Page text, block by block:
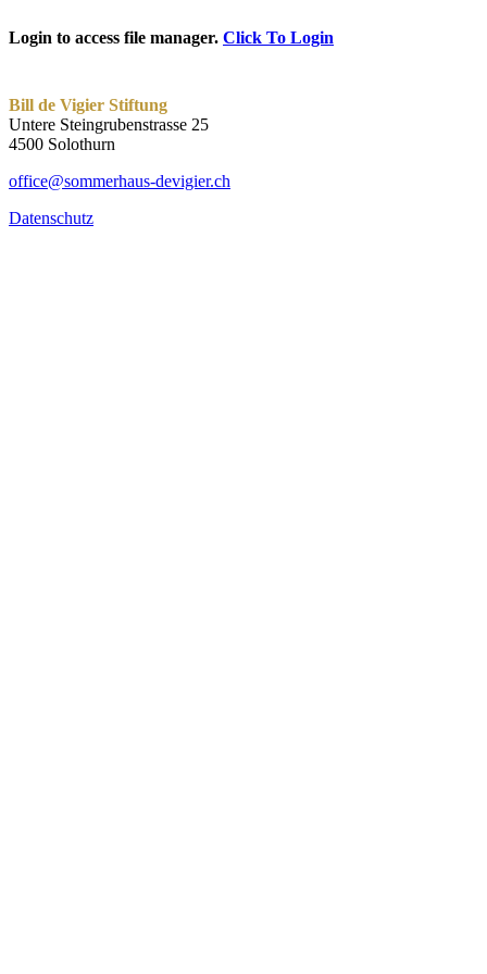
Login to access file manager. Click To Login
Bill de Vigier Stiftung
Untere Steingrubenstrasse 25
4500 Solothurn
office@sommerhaus-devigier.ch
Datenschutz